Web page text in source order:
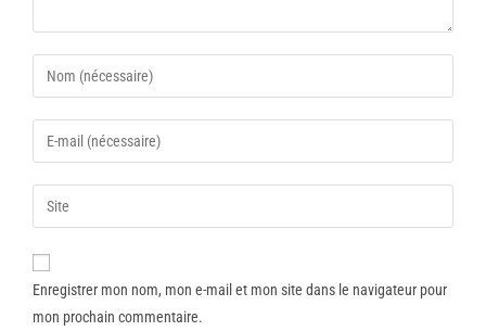
Enregistrer mon nom, mon e-mail et mon site dans le navigateur pour
mon prochain commentaire.